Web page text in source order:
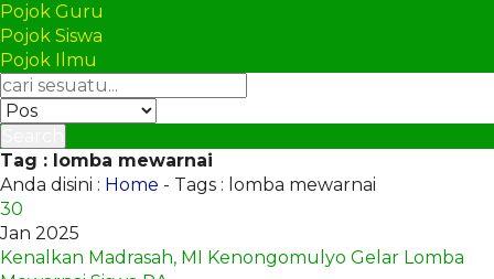
Pojok Guru
Pojok Siswa
Pojok Ilmu
Tag : lomba mewarnai
Anda disini : Home - Tags : lomba mewarnai
30
Jan 2025
Kenalkan Madrasah, MI Kenongomulyo Gelar Lomba